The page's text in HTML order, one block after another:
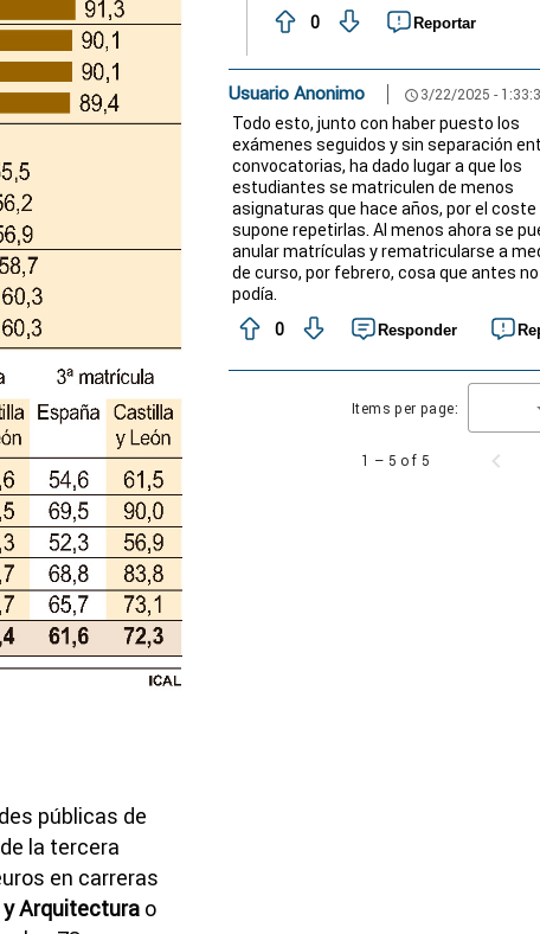
públicas de
la tercera
en carreras
y Arquitectura o
0
Reportar
Usuario Anonimo schedule 3/22/2025 -
Todo esto, junto con haber puesto los
exámenes seguidos y sin separación
convocatorias, ha dado lugar a que los
estudiantes se matriculen de menos
asignaturas que hace años, por el coste
supone repetirlas. Al menos ahora se
anular matrículas y rematricularse a
de curso, por febrero, cosa que antes
podía.
0
Responder
Items per page:
1 – 5 of 5